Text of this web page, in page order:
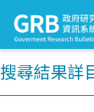
搜尋結果詳